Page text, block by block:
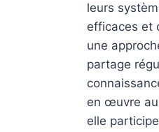
leurs
efficaces et
une
partage
en œuvre au
elle